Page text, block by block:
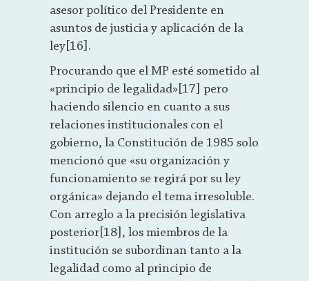
asesor político del Presidente en
asuntos de justicia y aplicación de la
ley[16].
Procurando que el MP esté sometido al
«principio de legalidad»[17] pero
haciendo silencio en cuanto a sus
relaciones institucionales con el
gobierno, la Constitución de 1985 solo
mencionó que «su organización y
funcionamiento se regirá por su ley
orgánica» dejando el tema irresoluble.
Con arreglo a la precisión legislativa
posterior[18], los miembros de la
institución se subordinan tanto a la
legalidad como al principio de